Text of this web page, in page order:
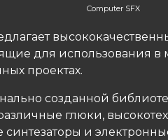
Computer SFX
для использования в
проектах.
созданной
глюки,
и